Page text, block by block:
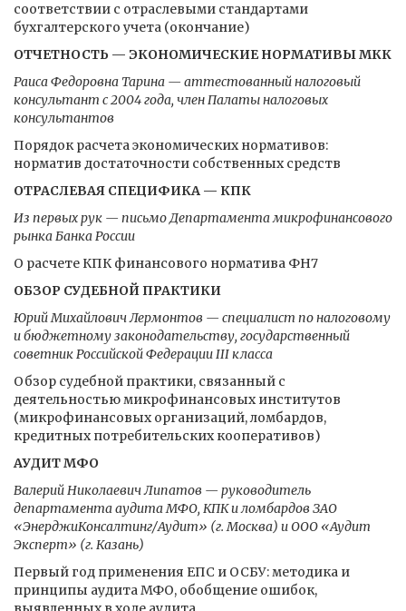
соответствии с отраслевыми стандартами
бухгалтерского учета (окончание)
ОТЧЕТНОСТЬ — ЭКОНОМИЧЕСКИЕ НОРМАТИВЫ МКК
Раиса Федоровна Тарина — аттестованный налоговый
консультант с 2004 года, член Палаты налоговых
консультантов
Порядок расчета экономических нормативов:
норматив достаточности собственных средств
ОТРАСЛЕВАЯ СПЕЦИФИКА — КПК
Из первых рук — письмо Департамента микрофинансового
рынка Банка России
О расчете КПК финансового норматива ФН7
ОБЗОР СУДЕБНОЙ ПРАКТИКИ
Юрий Михайлович Лермонтов — специалист по налоговому
и бюджетному законодательству, государственный
советник Российской Федерации III класса
Обзор судебной практики, связанный с
деятельностью микрофинансовых институтов
(микрофинансовых организаций, ломбардов,
кредитных потребительских кооперативов)
АУДИТ МФО
Валерий Николаевич Липатов — руководитель
департамента аудита МФО, КПК и ломбардов ЗАО
«ЭнерджиКонсалтинг/Аудит» (г. Москва) и ООО «Аудит
Эксперт» (г. Казань)
Первый год применения ЕПС и ОСБУ: методика и
принципы аудита МФО, обобщение ошибок,